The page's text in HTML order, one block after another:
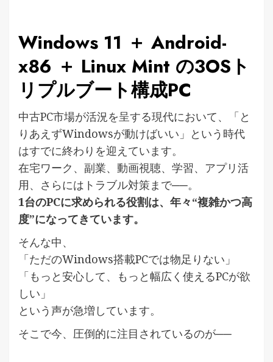
Windows 11 ＋ Android-
x86 ＋ Linux Mint の3OSト
リプルブート構成PC
中古PC市場が活況を呈する現代において、「と
りあえずWindowsが動けばいい」という時代
はすでに終わりを迎えています。
在宅ワーク、副業、動画視聴、学習、アプリ活
用、さらにはトラブル対策まで──。
1台のPCに求められる役割は、年々“複雑かつ高
度”になってきています。
そんな中、
「ただのWindows搭載PCでは物足りない」
「もっと安心して、もっと幅広く使えるPCが欲
しい」
という声が急増しています。
そこで今、圧倒的に注目されているのが──